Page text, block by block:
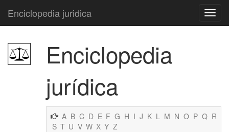
Enciclopedia juridica
Enciclopedia
jurídica
A B C D E F G H I J K L M N O P Q R
S T U V W X Y Z